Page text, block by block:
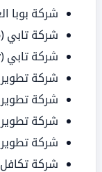
شركة بوبا
شركة تابي (6)
شركة تابي (tabby)
شركة تطوير
شركة تطوير
شركة تطوير
شركة
شركة